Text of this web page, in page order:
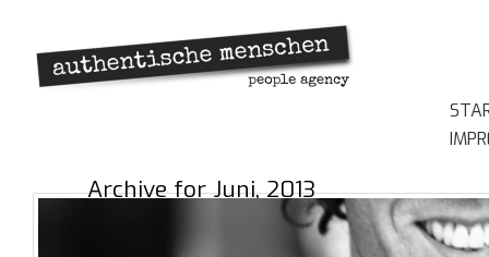
Archive for Juni, 2013